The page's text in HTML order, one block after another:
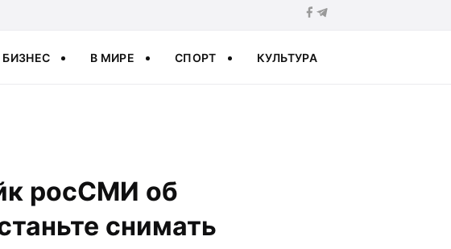
БИЗНЕС В МИРЕ СПОРТ КУЛЬТУРА
росСМИ об
снимать